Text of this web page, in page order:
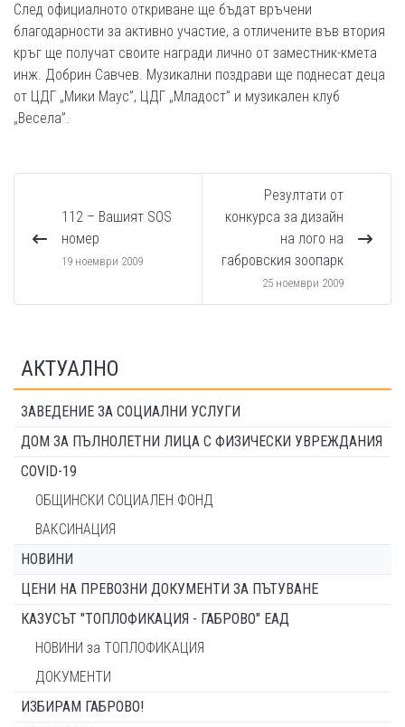
След официалното откриване ще бъдат връчени
благодарности за активно участие, а отличените във втория
кръг ще получат своите награди лично от заместник-кмета
инж. Добрин Савчев. Музикални поздрави ще поднесат деца
от ЦДГ „Мики Маус”, ЦДГ „Младост” и музикален клуб
„Весела”.
112 – Вашият SOS
номер
19 ноември 2009
Резултати от
конкурса за дизайн
на лого на
габровския зоопарк
25 ноември 2009
АКТУАЛНО
ЗАВЕДЕНИЕ ЗА СОЦИАЛНИ УСЛУГИ
ДОМ ЗА ПЪЛНОЛЕТНИ ЛИЦА С ФИЗИЧЕСКИ УВРЕЖДАНИЯ
COVID-19
ОБЩИНСКИ СОЦИАЛЕН ФОНД
ВАКСИНАЦИЯ
НОВИНИ
ЦЕНИ НА ПРЕВОЗНИ ДОКУМЕНТИ ЗА ПЪТУВАНЕ
КАЗУСЪТ "ТОПЛОФИКАЦИЯ - ГАБРОВО" ЕАД
НОВИНИ за ТОПЛОФИКАЦИЯ
ДОКУМЕНТИ
ИЗБИРАМ ГАБРОВО!